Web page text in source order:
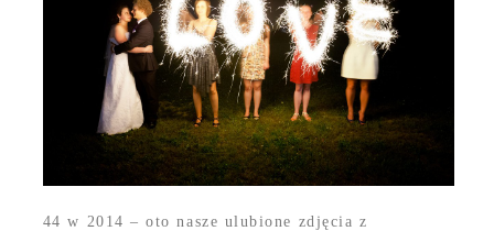
44 w 2014 – oto nasze ulubione zdjęcia z